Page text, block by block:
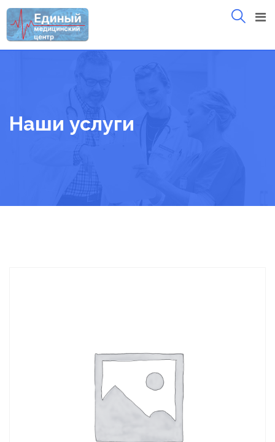
Skip
to
content
Наши услуги